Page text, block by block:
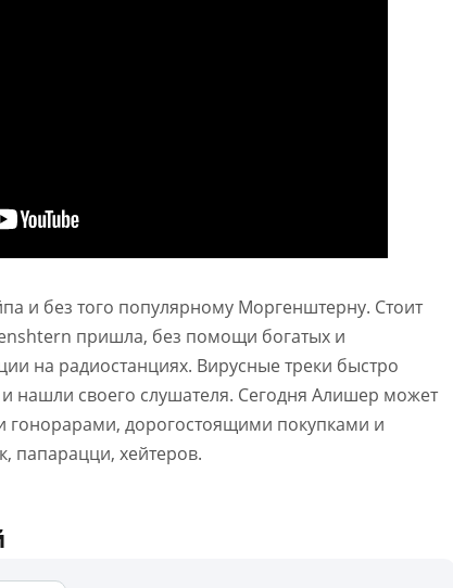
и без того популярному Моргенштерну. Стоит
пришла, без помощи богатых и
на радиостанциях. Вирусные треки быстро
нашли своего слушателя. Сегодня Алишер может
гонорарами, дорогостоящими покупками и
папарацци, хейтеров.